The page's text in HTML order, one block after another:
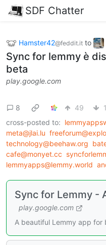
SDF Chatter
Hamster42@feddit.it to
Sync for lemmy è
beta
play.google.com
8 49
1
cross-posted to:
meta@jlai.lu
technology@beehaw.org
cafe@monyet.cc
lemmyapps@lemmy.world
Sync for Lemmy -
play.google.com
A beautiful Lemmy app for